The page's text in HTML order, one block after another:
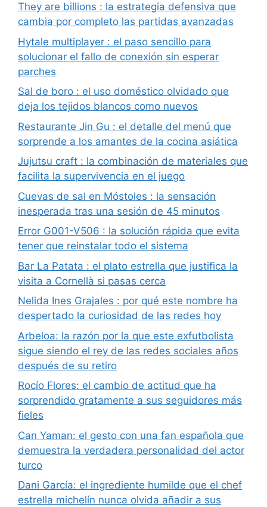
They are billions : la estrategia defensiva que
cambia por completo las partidas avanzadas
Hytale multiplayer : el paso sencillo para
solucionar el fallo de conexión sin esperar
parches
Sal de boro : el uso doméstico olvidado que
deja los tejidos blancos como nuevos
Restaurante Jin Gu : el detalle del menú que
sorprende a los amantes de la cocina asiática
Jujutsu craft : la combinación de materiales que
facilita la supervivencia en el juego
Cuevas de sal en Móstoles : la sensación
inesperada tras una sesión de 45 minutos
Error G001-V506 : la solución rápida que evita
tener que reinstalar todo el sistema
Bar La Patata : el plato estrella que justifica la
visita a Cornellà si pasas cerca
Nelida Ines Grajales : por qué este nombre ha
despertado la curiosidad de las redes hoy
Arbeloa: la razón por la que este exfutbolista
sigue siendo el rey de las redes sociales años
después de su retiro
Rocío Flores: el cambio de actitud que ha
sorprendido gratamente a sus seguidores más
fieles
Can Yaman: el gesto con una fan española que
demuestra la verdadera personalidad del actor
turco
Dani García: el ingrediente humilde que el chef
estrella michelín nunca olvida añadir a sus